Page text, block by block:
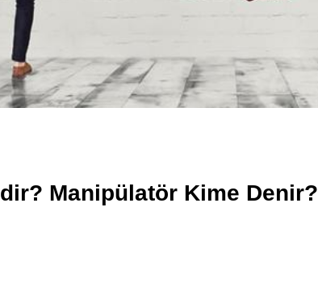
Manipülatör Kime Denir?